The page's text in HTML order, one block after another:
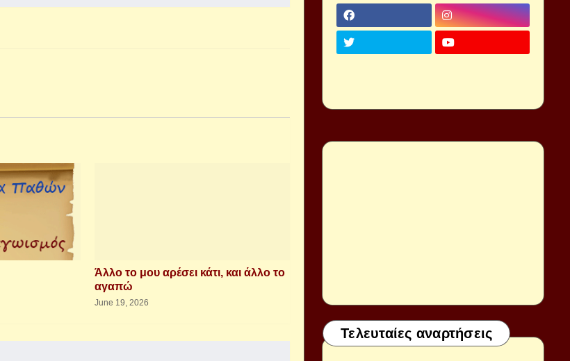
Άλλο το μου αρέσει κάτι, και άλλο το
αγαπώ
June 19, 2026
Τελευταίες αναρτήσεις